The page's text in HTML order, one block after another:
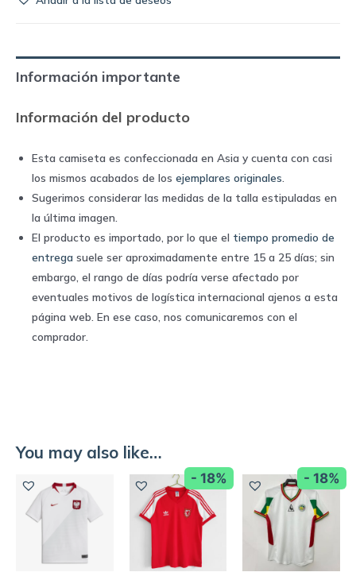
de
away
|
quantity
Información importante
Información del producto
Esta camiseta es confeccionada en Asia y cuenta con casi
los mismos acabados de los ejemplares originales.
Sugerimos considerar las medidas de la talla estipuladas en
la última imagen.
El producto es importado, por lo que el tiempo promedio de
entrega suele ser aproximadamente entre 15 a 25 días; sin
embargo, el rango de días podría verse afectado por
eventuales motivos de logística internacional ajenos a esta
página web. En ese caso, nos comunicaremos con el
comprador.
You may also like…
- 18% - 18%